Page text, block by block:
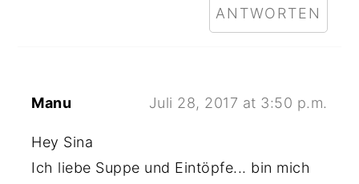
ANTWORTEN
Manu Juli 28, 2017 at 3:50 p.m.
Hey Sina
Ich liebe Suppe und Eintöpfe... bin mich